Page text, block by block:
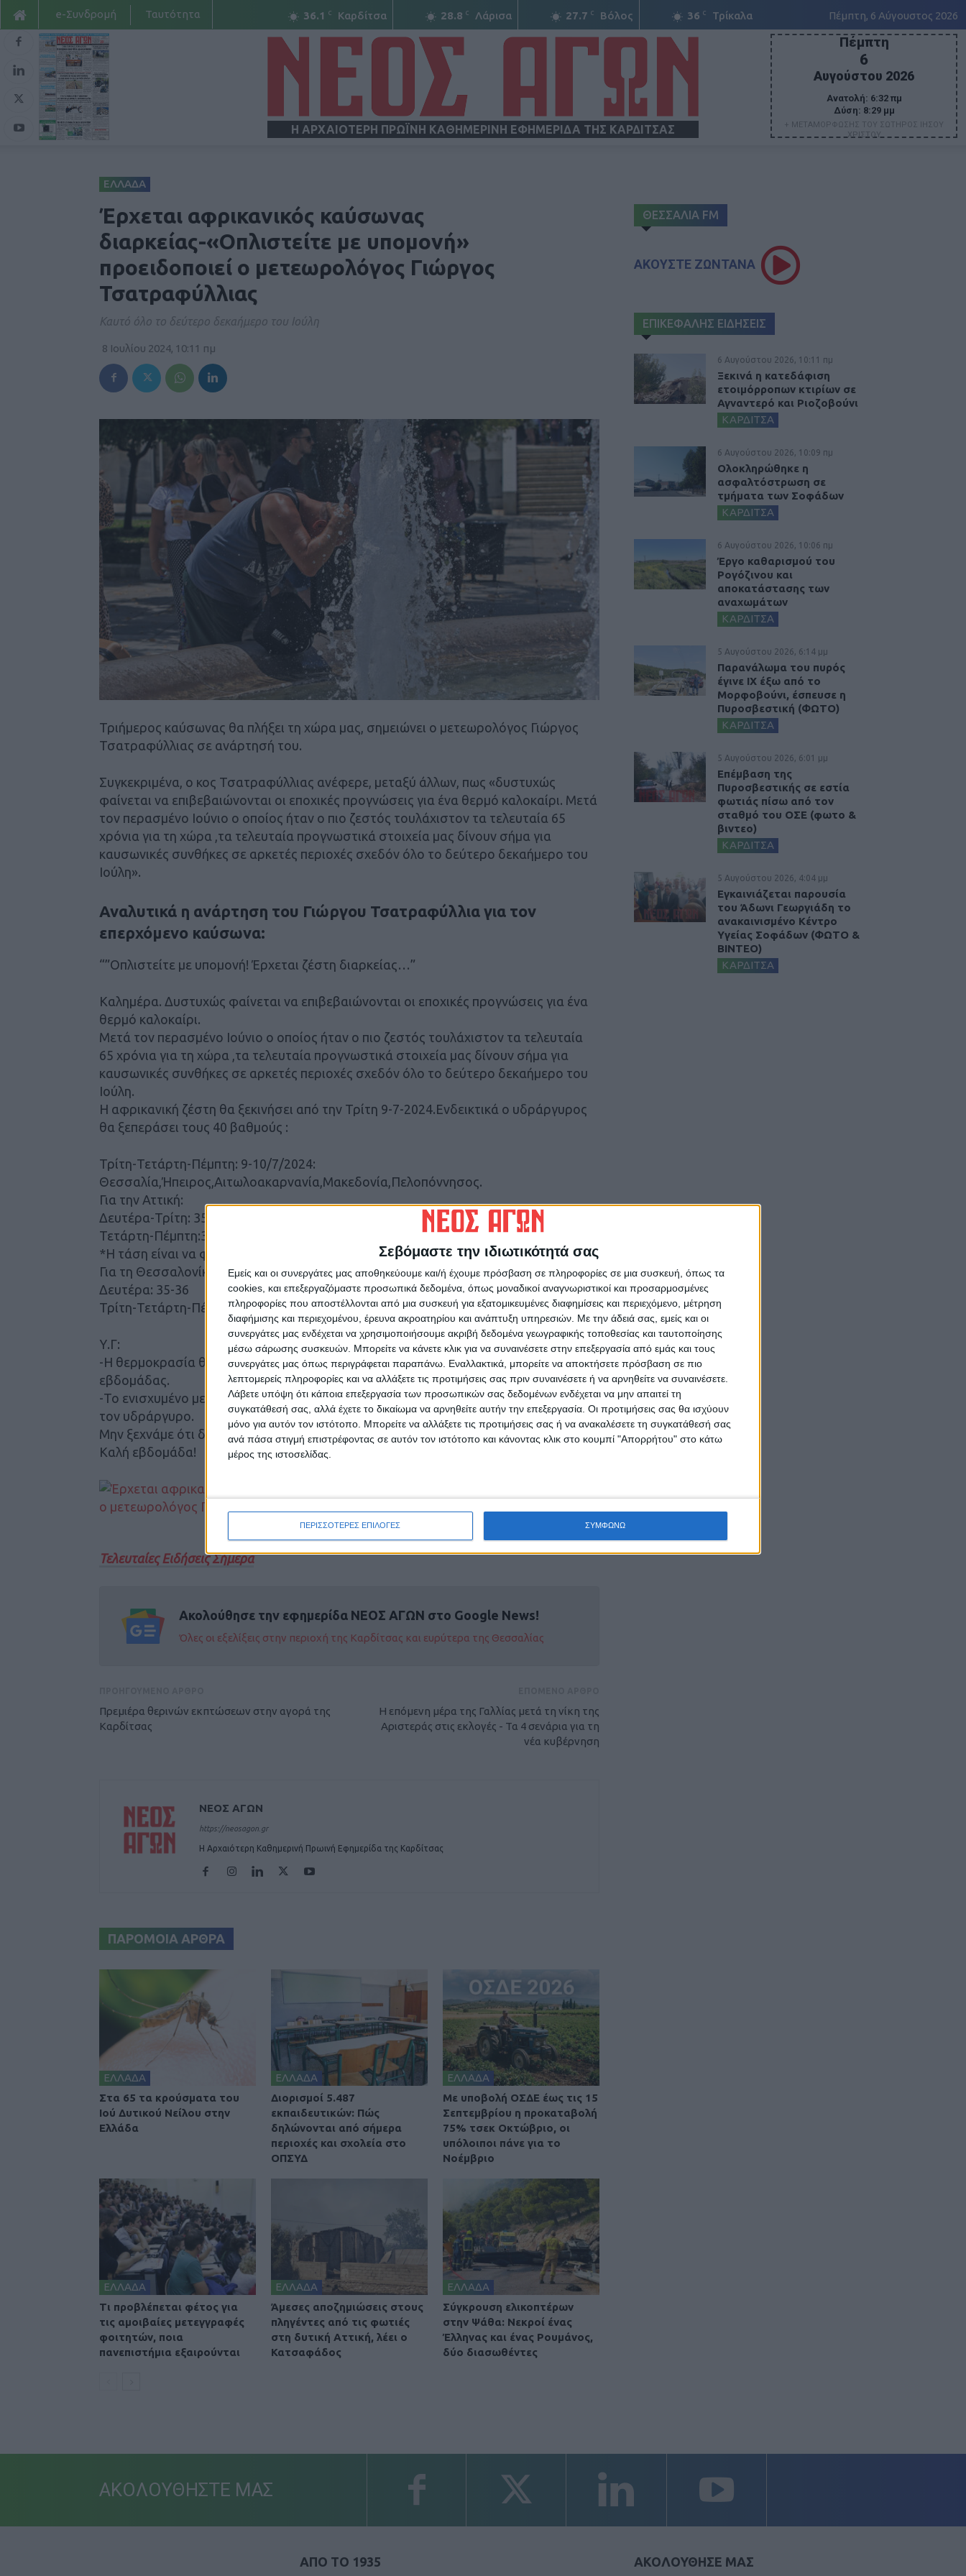
Σεβόμαστε την ιδιωτικότητά σας
Εμείς και οι συνεργάτες μας αποθηκεύουμε και/ή έχουμε πρόσβαση σε πληροφορίες σε μια συσκευή, όπως τα
cookies, και επεξεργαζόμαστε προσωπικά δεδομένα, όπως μοναδικοί αναγνωριστικοί και προσαρμοσμένες
πληροφορίες που αποστέλλονται από μια συσκευή για εξατομικευμένες διαφημίσεις και περιεχόμενο, μέτρηση
διαφήμισης και περιεχομένου, έρευνα ακροατηρίου και ανάπτυξη υπηρεσιών. Με την άδειά σας, εμείς και οι
συνεργάτες μας ενδέχεται να χρησιμοποιήσουμε ακριβή δεδομένα γεωγραφικής τοποθεσίας και ταυτοποίησης
μέσω σάρωσης συσκευών. Μπορείτε να κάνετε κλικ για να συναινέσετε στην επεξεργασία από εμάς και τους
συνεργάτες μας όπως περιγράφεται παραπάνω. Εναλλακτικά, μπορείτε να αποκτήσετε πρόσβαση σε πιο
λεπτομερείς πληροφορίες και να αλλάξετε τις προτιμήσεις σας πριν συναινέσετε ή να αρνηθείτε να συναινέσετε.
Λάβετε υπόψη ότι κάποια επεξεργασία των προσωπικών σας δεδομένων ενδέχεται να μην απαιτεί τη
συγκατάθεσή σας, αλλά έχετε το δικαίωμα να αρνηθείτε αυτήν την επεξεργασία. Οι προτιμήσεις σας θα ισχύουν
μόνο για αυτόν τον ιστότοπο. Μπορείτε να αλλάξετε τις προτιμήσεις σας ή να ανακαλέσετε τη συγκατάθεσή σας
ανά πάσα στιγμή επιστρέφοντας σε αυτόν τον ιστότοπο και κάνοντας κλικ στο κουμπί "Απορρήτου" στο κάτω
μέρος της ιστοσελίδας.
ΠΕΡΙΣΣΟΤΕΡΕΣ ΕΠΙΛΟΓΕΣ ΣΥΜΦΩΝΩ
36.1 C Καρδίτσα 28.8 C Λάρισα 27.7 C Βόλος 36 C Τρίκαλα Πέμπτη, 6 Αύγουστος 2026
e-Συνδρομή Ταυτότητα
Η ΑΡΧΑΙΟΤΕΡΗ ΠΡΩΪΝΗ ΚΑΘΗΜΕΡΙΝΗ ΕΦΗΜΕΡΙΔΑ ΤΗΣ ΚΑΡΔΙΤΣΑΣ
ΑΓΩΝ
Πέμπτη
6
Αυγούστου 2026
Ανατολή: 6:32 πμ
Δύση: 8:29 μμ
+ ΜΕΤΑΜΟΡΦΩΣΗΣ ΤΟΥ ΣΩΤΗΡΟΣ ΙΗΣΟΥ
ΧΡΙΣΤΟΥ
ΕΛΛΑΔΑ
Έρχεται αφρικανικός καύσωνας
διαρκείας-«Οπλιστείτε με υπομονή»
προειδοποιεί ο μετεωρολόγος Γιώργος
Τσατραφύλλιας
Καυτό όλο το δεύτερο δεκαήμερο του Ιούλη
8 Ιουλίου 2024, 10:11 πμ
Τριήμερος καύσωνας θα πλήξει τη χώρα μας, σημειώνει ο μετεωρολόγος Γιώργος
Τσατραφύλλιας σε ανάρτησή του.
Συγκεκριμένα, ο κος Τσατραφύλλιας ανέφερε, μεταξύ άλλων, πως «δυστυχώς
φαίνεται να επιβεβαιώνονται οι εποχικές προγνώσεις για ένα θερμό καλοκαίρι. Μετά
τον περασμένο Ιούνιο ο οποίος ήταν ο πιο ζεστός τουλάχιστον τα τελευταία 65
χρόνια για τη χώρα ,τα τελευταία προγνωστικά στοιχεία μας δίνουν σήμα για
καυσωνικές συνθήκες σε αρκετές περιοχές σχεδόν όλο το δεύτερο δεκαήμερο του
Ιούλη».
Αναλυτικά η ανάρτηση του Γιώργου Τσατραφύλλια για τον
επερχόμενο καύσωνα:
“”Οπλιστείτε με υπομονή! Έρχεται ζέστη διαρκείας…”
Καλημέρα. Δυστυχώς φαίνεται να επιβεβαιώνονται οι εποχικές προγνώσεις για ένα
θερμό καλοκαίρι.
Μετά τον περασμένο Ιούνιο ο οποίος ήταν ο πιο ζεστός τουλάχιστον τα τελευταία
65 χρόνια για τη χώρα ,τα τελευταία προγνωστικά στοιχεία μας δίνουν σήμα για
καυσωνικές συνθήκες σε αρκετές περιοχές σχεδόν όλο το δεύτερο δεκαήμερο του
Ιούλη.
Η αφρικανική ζέστη θα ξεκινήσει από την Τρίτη 9-7-2024.Ενδεικτικά ο υδράργυρος
θα ξεπεράσει τους 40 βαθμούς :
Τρίτη-Τετάρτη-Πέμπτη: 9-10/7/2024:
Θεσσαλία,Ήπειρος,Αιτωλοακαρνανία,Μακεδονία,Πελοπόννησος.
Για την Αττική:
Δευτέρα-Τρίτη: 35-36
Τετάρτη-Πέμπτη:36-37
*Η τάση είναι να φτάνει τους 40 βαθμους το Σ/Κ.
Για τη Θεσσαλονίκη:
Δευτέρα: 35-36
Τρίτη-Τετάρτη-Πέμπτη: 38-39
Υ.Γ:
-Η θερμοκρασία θα διατηρηθεί σε αυτά τα επίπεδα μέχρι τουλάχιστον το τέλος της
εβδομάδας.
-Το ενισχυμένο μελτέμι (7-8 bf ) θα δίνει ανάσες δροσιάς στο Αιγαίο, φρενάροντας
τον υδράργυρο.
Μην ξεχνάμε ότι διανύουμε τον πιο ζεστό μήνα του έτους.
Καλή εβδομάδα!
Τελευταίες Ειδήσεις Σήμερα
Ακολούθησε την εφημερίδα ΝΕΟΣ ΑΓΩΝ στο Google News!
Όλες οι εξελίξεις στην περιοχή της Καρδίτσας και ευρύτερα της Θεσσαλίας
Πρεμιέρα θερινών εκπτώσεων στην αγορά της
Καρδίτσας
Η επόμενη μέρα της Γαλλίας μετά τη νίκη της
Αριστεράς στις εκλογές - Τα 4 σενάρια για τη
νέα κυβέρνηση
ΝΕΟΣ ΑΓΩΝ
https://neosagon.gr
Η Αρχαιότερη Καθημερινή Πρωινή Εφημερίδα της Καρδίτσας
ΠΑΡΟΜΟΙΑ ΑΡΘΡΑ
ΕΛΛΑΔΑ
Στα 65 τα κρούσματα του
Ιού Δυτικού Νείλου στην
Ελλάδα
ΕΛΛΑΔΑ
Διορισμοί 5.487
εκπαιδευτικών: Πώς
δηλώνονται από σήμερα
περιοχές και σχολεία στο
ΟΠΣΥΔ
ΕΛΛΑΔΑ
Με υποβολή ΟΣΔΕ έως τις 15
Σεπτεμβρίου η προκαταβολή
75% τσεκ Οκτώβριο, οι
υπόλοιποι πάνε για το
Νοέμβριο
ΕΛΛΑΔΑ
Τι προβλέπεται φέτος για
τις αμοιβαίες μετεγγραφές
φοιτητών, ποια
πανεπιστήμια εξαιρούνται
ΕΛΛΑΔΑ
Άμεσες αποζημιώσεις στους
πληγέντες από τις φωτιές
στη δυτική Αττική, λέει ο
Κατσαφάδος
ΕΛΛΑΔΑ
Σύγκρουση ελικοπτέρων
στην Ψάθα: Νεκροί ένας
Έλληνας και ένας Ρουμάνος,
δύο διασωθέντες
ΘΕΣΣΑΛΙΑ FM
ΑΚΟΥΣΤΕ ΖΩΝΤΑΝΑ
ΕΠΙΚΕΦΑΛΗΣ ΕΙΔΗΣΕΙΣ
6 Αυγούστου 2026, 10:11 πμ
Ξεκινά η κατεδάφιση
ετοιμόρροπων κτιρίων σε
Αγναντερό και Ριοζοβούνι
ΚΑΡΔΙΤΣΑ
6 Αυγούστου 2026, 10:09 πμ
Ολοκληρώθηκε η
ασφαλτόστρωση σε
τμήματα των Σοφάδων
ΚΑΡΔΙΤΣΑ
6 Αυγούστου 2026, 10:06 πμ
Έργο καθαρισμού του
Ρογόζινου και
αποκατάστασης των
αναχωμάτων
ΚΑΡΔΙΤΣΑ
5 Αυγούστου 2026, 6:14 μμ
Παρανάλωμα του πυρός
έγινε ΙΧ έξω από το
Μορφοβούνι, έσπευσε η
Πυροσβεστική (ΦΩΤΟ)
ΚΑΡΔΙΤΣΑ
5 Αυγούστου 2026, 6:01 μμ
Επέμβαση της
Πυροσβεστικής σε εστία
φωτιάς πίσω από τον
σταθμό του ΟΣΕ (φωτο &
βιντεο)
ΚΑΡΔΙΤΣΑ
5 Αυγούστου 2026, 4:04 μμ
Εγκαινιάζεται παρουσία
του Άδωνι Γεωργιάδη το
ανακαινισμένο Κέντρο
Υγείας Σοφάδων (ΦΩΤΟ &
ΒΙΝΤΕΟ)
ΚΑΡΔΙΤΣΑ
ΑΚΟΛΟΥΘΗΣΤΕ ΜΑΣ
ΑΠΟ ΤΟ 1935 ΑΚΟΛΟΥΘΗΣΕ ΜΑΣ